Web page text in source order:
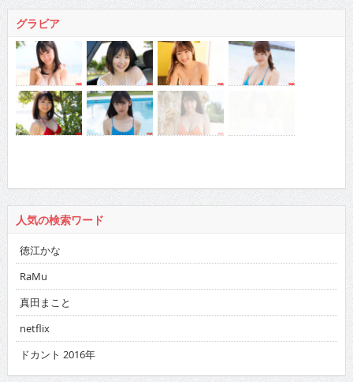
グラビア
人気の検索ワード
徳江かな
RaMu
真田まこと
netflix
ドカント 2016年